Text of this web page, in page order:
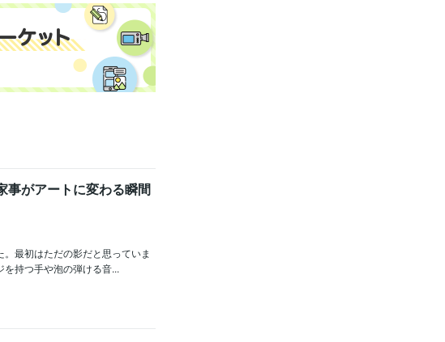
事がアートに変わる瞬間
最初はただの影だと思っていま
持つ手や泡の弾ける音...